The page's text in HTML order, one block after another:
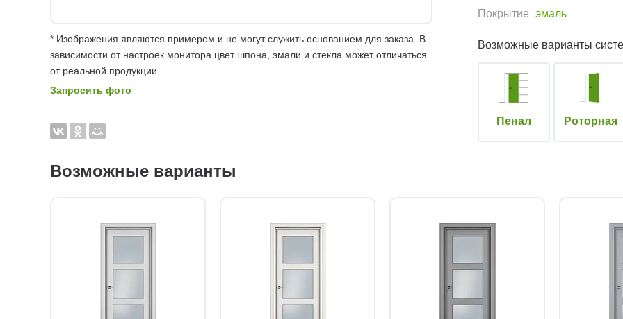
* Изображения являются примером и не могут служить основанием для заказа. В
зависимости от настроек монитора цвет шпона, эмали и стекла может отличаться
от реальной продукции.
Запросить фото
Покрытие эмаль
Возможные варианты
Пенал Роторная
Возможные варианты